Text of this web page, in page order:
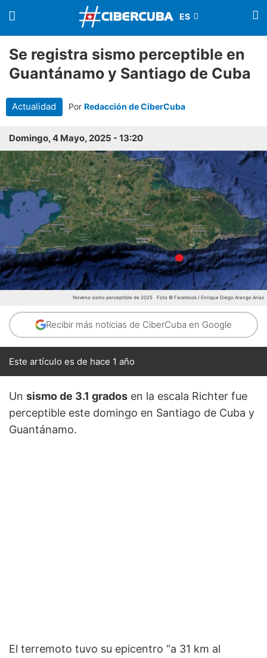
Se registra sismo perceptible en
Guantánamo y Santiago de Cuba
Actualidad Por Redacción de CiberCuba
Domingo, 4 Mayo, 2025 - 13:20
Noveno sismo perceptible de 2025 Foto © Facebook / Enrique Diego Arango Arias
Recibir más noticias de CiberCuba en Google
Este artículo es de hace 1 año
Un sismo de 3.1 grados en la escala Richter fue
perceptible este domingo en Santiago de Cuba y
Guantánamo.
El terremoto tuvo su epicentro “a 31 km al